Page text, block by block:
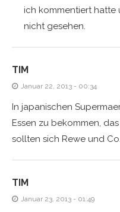
ich kommentiert
nicht gesehen.
TIM
Januar 22, 2013 - 00:34
In japanischen
Essen zu bekommen,
sollten sich Rewe und
TIM
Januar 23, 2013 - 01:49